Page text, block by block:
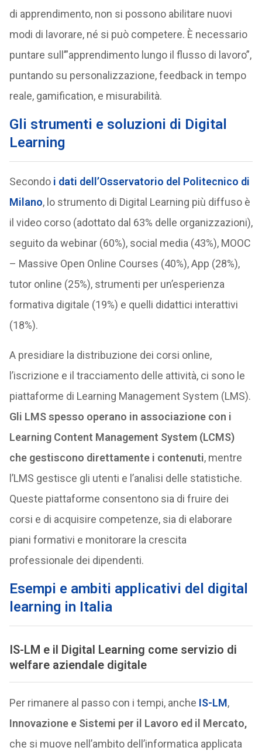
di apprendimento, non si possono abilitare nuovi
modi di lavorare, né si può competere. È necessario
puntare sull’”apprendimento lungo il flusso di lavoro”,
puntando su personalizzazione, feedback in tempo
reale, gamification, e misurabilità.
Gli strumenti e soluzioni di Digital
Learning
Secondo i dati dell’Osservatorio del Politecnico di
Milano, lo strumento di Digital Learning più diffuso è
il video corso (adottato dal 63% delle organizzazioni),
seguito da webinar (60%), social media (43%), MOOC
– Massive Open Online Courses (40%), App (28%),
tutor online (25%), strumenti per un’esperienza
formativa digitale (19%) e quelli didattici interattivi
(18%).
A presidiare la distribuzione dei corsi online,
l’iscrizione e il tracciamento delle attività, ci sono le
piattaforme di Learning Management System (LMS).
Gli LMS spesso operano in associazione con i
Learning Content Management System (LCMS)
che gestiscono direttamente i contenuti, mentre
l’LMS gestisce gli utenti e l’analisi delle statistiche.
Queste piattaforme consentono sia di fruire dei
corsi e di acquisire competenze, sia di elaborare
piani formativi e monitorare la crescita
professionale dei dipendenti.
Esempi e ambiti applicativi del digital
learning in Italia
IS-LM e il Digital Learning come servizio di
welfare aziendale digitale
Per rimanere al passo con i tempi, anche IS-LM,
Innovazione e Sistemi per il Lavoro ed il Mercato,
che si muove nell’ambito dell’informatica applicata